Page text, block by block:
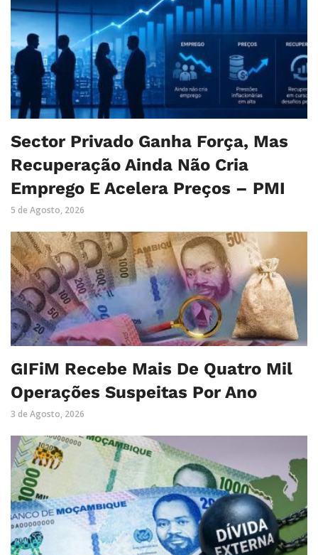
Sector Privado Ganha Força, Mas
Recuperação Ainda Não Cria
Emprego E Acelera Preços – PMI
5 de Agosto, 2026
GIFiM Recebe Mais De Quatro Mil
Operações Suspeitas Por Ano
3 de Agosto, 2026